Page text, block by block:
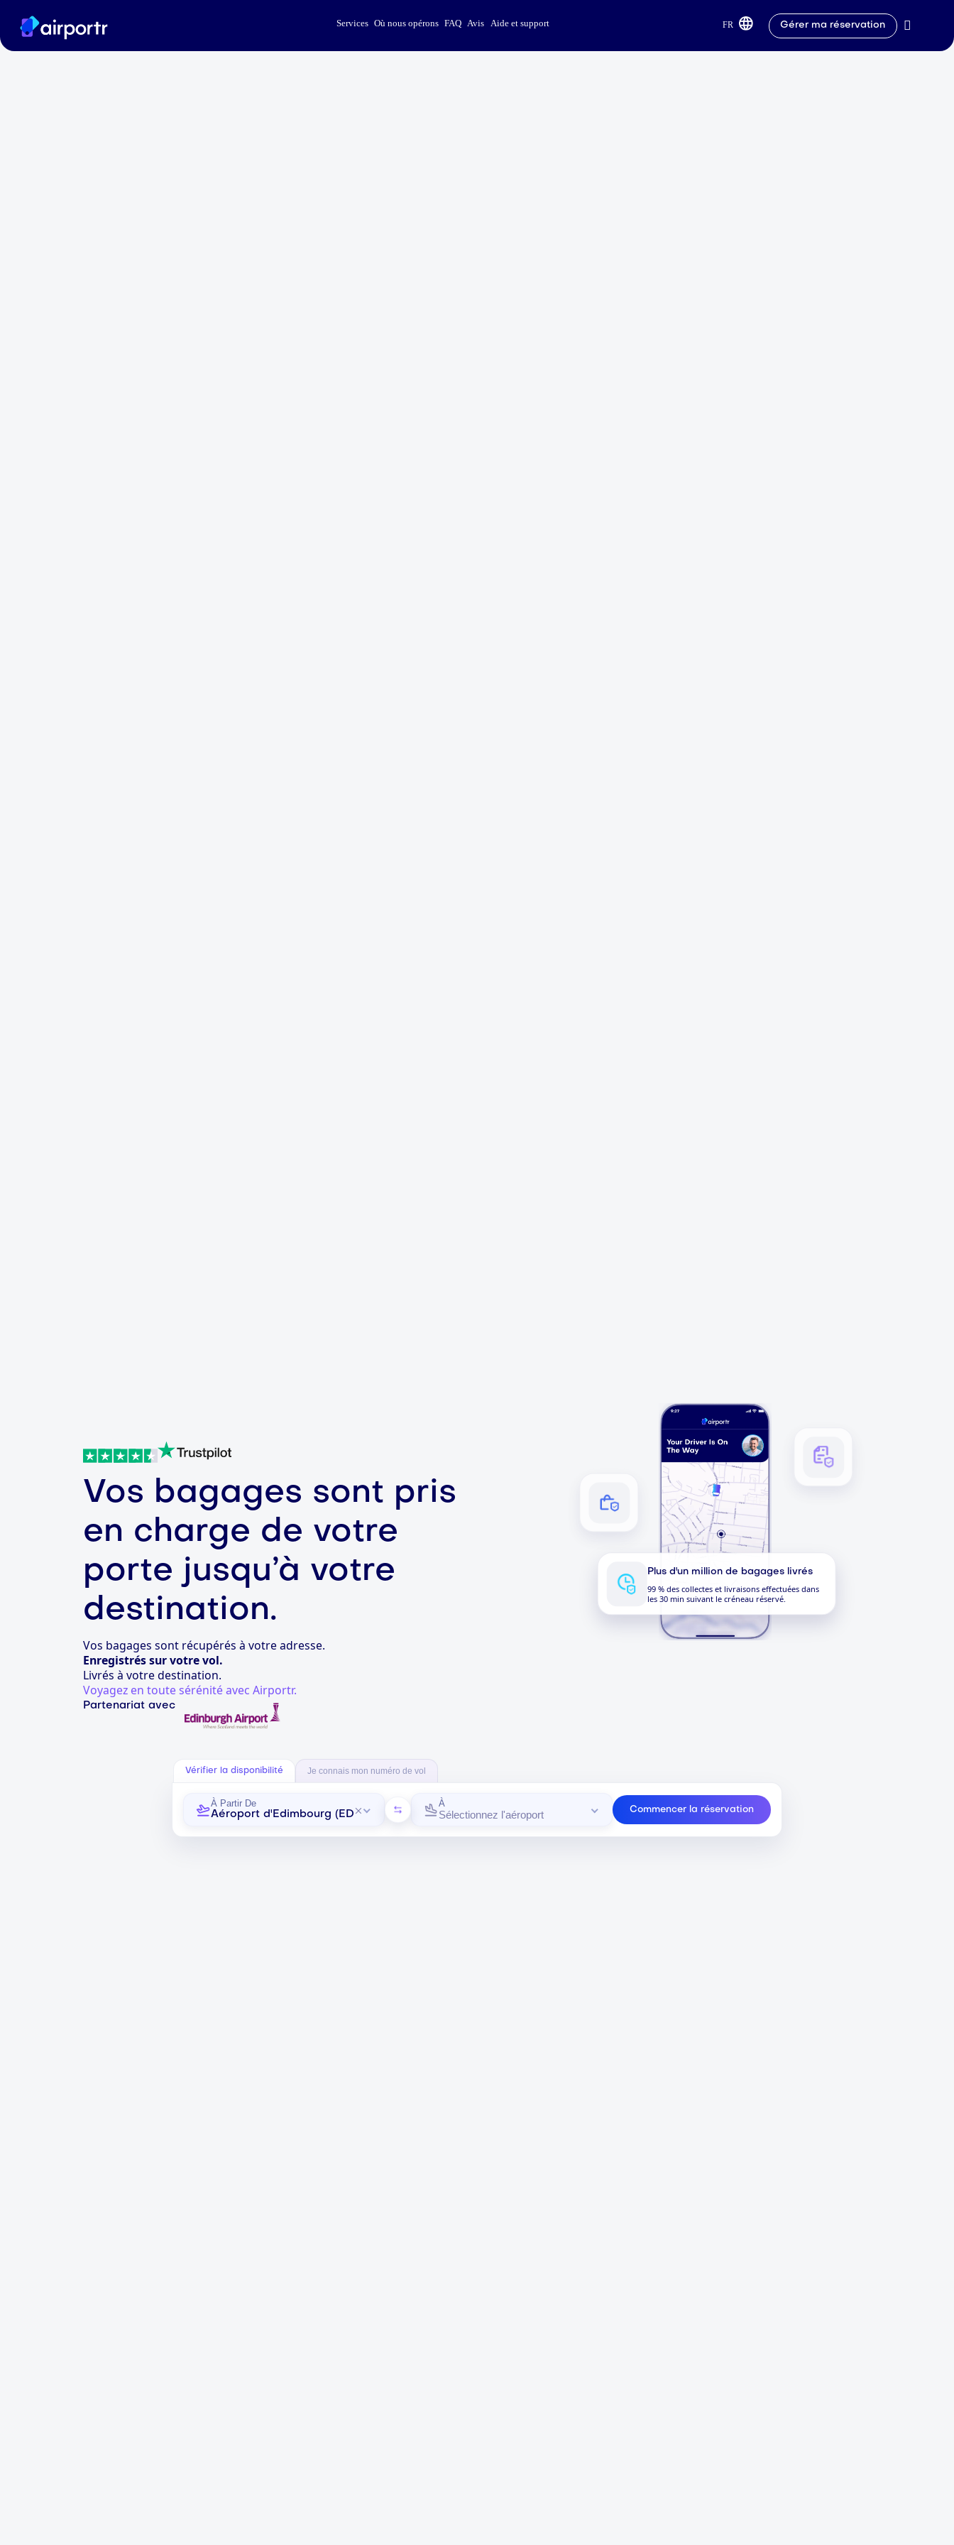
Services Où nous opérons FAQ Avis Aide et support FR Gérer ma réservation
Vos bagages sont pris
en charge de votre
porte jusqu’à votre
destination.
Vos bagages sont récupérés à votre adresse.
Enregistrés sur votre vol.
Livrés à votre destination.
Voyagez en toute sérénité avec Airportr.
Partenariat avec
Plus d'un million de bagages livrés
99 % des collectes et livraisons effectuées dans
les 30 min suivant le créneau réservé.
Vérifier la disponibilité Je connais mon numéro de vol
À Partir De À
Commencer la réservation